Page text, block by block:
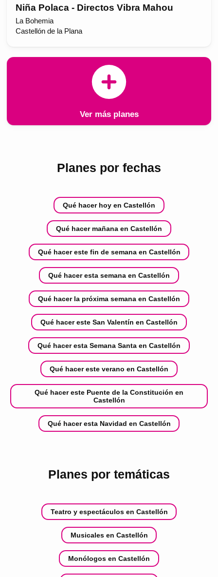
Niña Polaca - Directos Vibra Mahou
La Bohemia
Castellón de la Plana
Ver más planes
Planes por fechas
Qué hacer hoy en Castellón
Qué hacer mañana en Castellón
Qué hacer este fin de semana en Castellón
Qué hacer esta semana en Castellón
Qué hacer la próxima semana en Castellón
Qué hacer este San Valentín en Castellón
Qué hacer esta Semana Santa en Castellón
Qué hacer este verano en Castellón
Qué hacer este Puente de la Constitución en
Castellón
Qué hacer esta Navidad en Castellón
Planes por temáticas
Teatro y espectáculos en Castellón
Musicales en Castellón
Monólogos en Castellón